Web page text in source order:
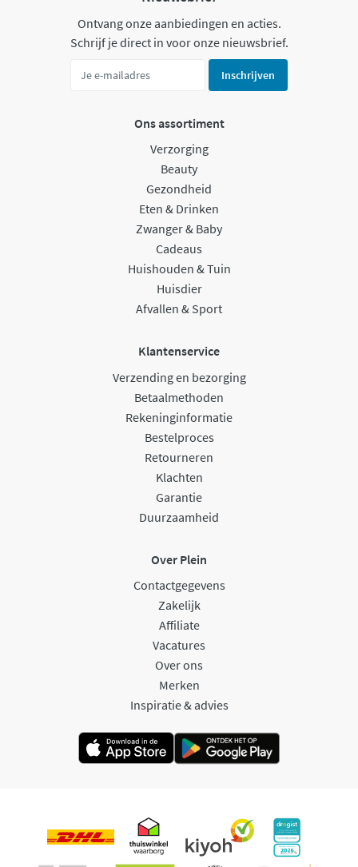
Ontvang onze aanbiedingen en acties.
Schrijf je direct in voor onze nieuwsbrief.
Inschrijven
Ons assortiment
Verzorging
Beauty
Gezondheid
Eten & Drinken
Zwanger & Baby
Cadeaus
Huishouden & Tuin
Huisdier
Afvallen & Sport
Klantenservice
Verzending en bezorging
Betaalmethoden
Rekeninginformatie
Bestelproces
Retourneren
Klachten
Garantie
Duurzaamheid
Over Plein
Contactgegevens
Zakelijk
Affiliate
Vacatures
Over ons
Merken
Inspiratie & advies